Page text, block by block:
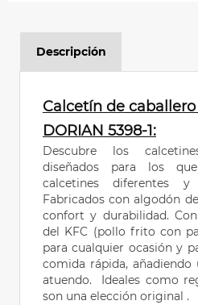
Descripción
Calcetín de
DORIAN 5398-1:
Descubre los
diseñados para los
calcetines diferentes
Fabricados con algodón
confort y durabilidad.
de l KFC (pollo frito con
para cualquier ocasión y
comida rápida,
atuendo. Ideales como
son una elección original .